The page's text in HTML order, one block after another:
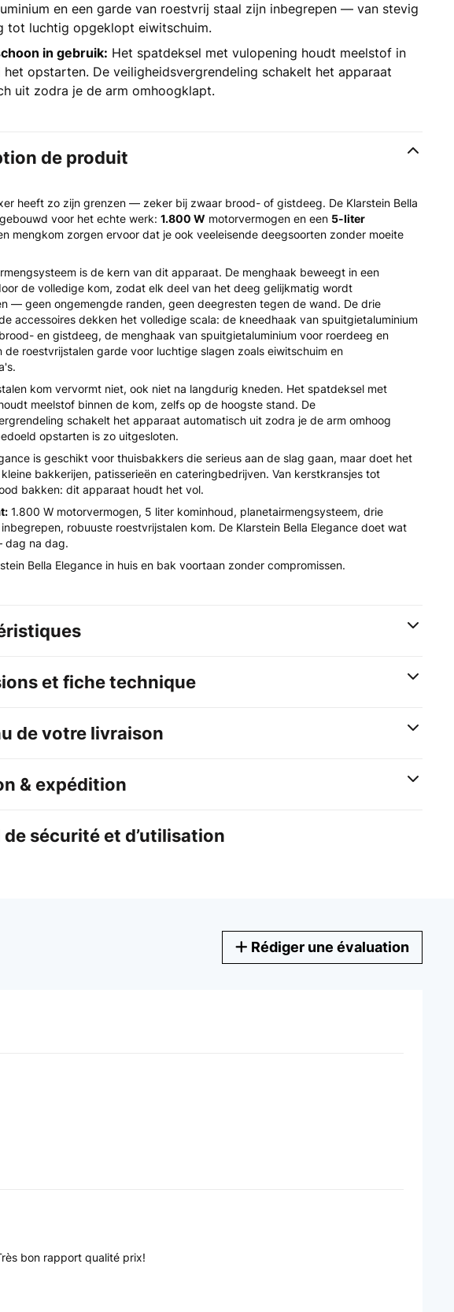
en een garde van roestvrij staal zijn inbegrepen — van stevig
tot luchtig opgeklopt eiwitschuim.
in gebruik: Het spatdeksel met vulopening houdt meelstof in
opstarten. De veiligheidsvergrendeling schakelt het apparaat
uit zodra je de arm omhoogklapt.
de produit
heeft zo zijn grenzen — zeker bij zwaar brood- of gistdeeg. De Klarstein Bella
voor het echte werk: 1.800 W motorvermogen en een 5-liter
mengkom zorgen ervoor dat je ook veeleisende deegsoorten zonder moeite
is de kern van dit apparaat. De menghaak beweegt in een
de volledige kom, zodat elk deel van het deeg gelijkmatig wordt
— geen ongemengde randen, geen deegresten tegen de wand. De drie
accessoires dekken het volledige scala: de kneedhaak van spuitgietaluminium
en gistdeeg, de menghaak van spuitgietaluminium voor roerdeeg en
de roestvrijstalen garde voor luchtige slagen zoals eiwitschuim en
kom vervormt niet, ook niet na langdurig kneden. Het spatdeksel met
meelstof binnen de kom, zelfs op de hoogste stand. De
schakelt het apparaat automatisch uit zodra je de arm omhoog
opstarten is zo uitgesloten.
is geschikt voor thuisbakkers die serieus aan de slag gaan, maar doet het
bakkerijen, patisserieën en cateringbedrijven. Van kerstkransjes tot
bakken: dit apparaat houdt het vol.
1.800 W motorvermogen, 5 liter kominhoud, planetairmengsysteem, drie
robuuste roestvrijstalen kom. De Klarstein Bella Elegance doet wat
dag na dag.
Bella Elegance in huis en bak voortaan zonder compromissen.
et fiche technique
de votre livraison
& expédition
de sécurité et d’utilisation
Rédiger une évaluation
bon rapport qualité prix!